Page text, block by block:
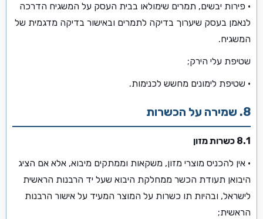
• פירות יבשים, תמרים שימולאו בבית העסק על המשגיח הדרכה
לנאמן בעסק שיערוך בדיקה לתמרים ובאישור בדיקה מדגמית של
המשגיח.
שטיפת עלי הירק;
• שטיפת לימונים מחשש לכנימות.
8. שמירה על הכשרות
8.1 כשרות מזון
• אין להכניס מוצרי מזון, משקאות וממתקים מיבוא, אלא אם הציג
היבואן תעודת הכשר ממחלקת היבוא שעל יד הרבנות הראשית
לישראל, ובהיות תו כשרות על המוצר המעיד על אישור הרבנות
הראשית;